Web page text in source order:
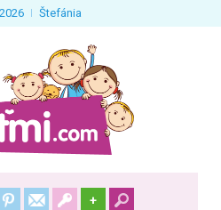
Štefánia
+